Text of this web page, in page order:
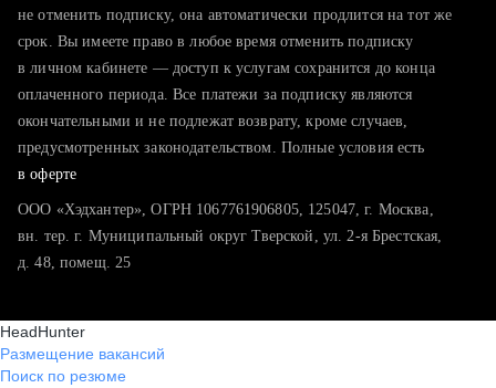
не отменить подписку, она автоматически продлится на тот же
срок. Вы имеете право в любое время отменить подписку
в личном кабинете — доступ к услугам сохранится до конца
оплаченного периода. Все платежи за подписку являются
окончательными и не подлежат возврату, кроме случаев,
предусмотренных законодательством. Полные условия есть
в оферте
ООО «Хэдхантер», ОГРН 1067761906805, 125047, г. Москва,
вн. тер. г. Муниципальный округ Тверской, ул. 2-я Брестская,
д. 48, помещ. 25
HeadHunter
Размещение вакансий
Поиск по резюме